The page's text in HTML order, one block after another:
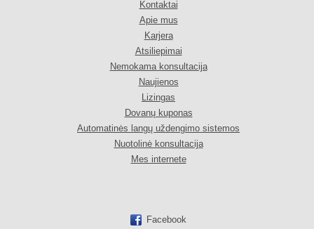
Kontaktai
Apie mus
Karjera
Atsiliepimai
Nemokama konsultacija
Naujienos
Lizingas
Dovanų kuponas
Automatinės langų uždengimo sistemos
Nuotolinė konsultacija
Mes internete
Facebook